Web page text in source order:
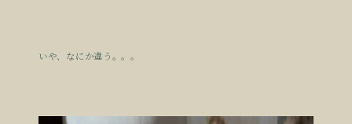
いや、なにか違う。。。